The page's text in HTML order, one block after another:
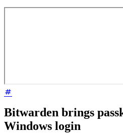
Bitwarden brings
Windows login